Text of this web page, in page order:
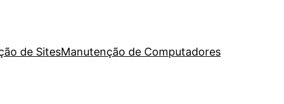
de SitesManutenção de Computadores